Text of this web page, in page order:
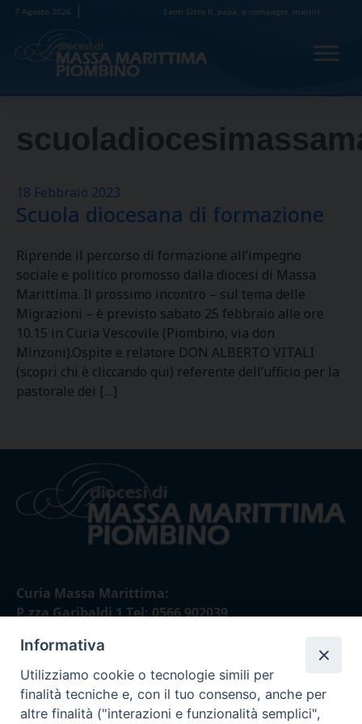
Skip
content
7 Agosto 2026 Santi Sisto II, papa, e compagni, martiri
18 Febbraio 2023
Scuola diocesana di formazione
Riprende il percorso di formazione all’impegno
sociale e politico promosso dalla diocesi di Massa
Marittima. Il prossimo incontro – sul tema delle
Migrazioni – è previsto sabato 25 febbraio alle ore
10.15 in Curia Vescovile (Piombino, via don
Minzoni).Ospite e relatore DON ALBERTO VITALI
(scopri chi è cliccando qui) referente dell’ufficio per la
pastorale dei […]
Curia Massa Marittima:
P.zza Garibaldi 1 Tel: 0566 902039
Curia Piombino:
Via Don Minzoni,58/A Tel e Fax: 0565 32036
E-mail:
Informativa
Utilizziamo cookie o tecnologie simili per
finalità tecniche e, con il tuo consenso, anche per
altre finalità ("interazioni e funzionalità semplici",